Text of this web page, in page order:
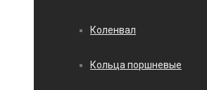
Коленвал
Кольца поршневые